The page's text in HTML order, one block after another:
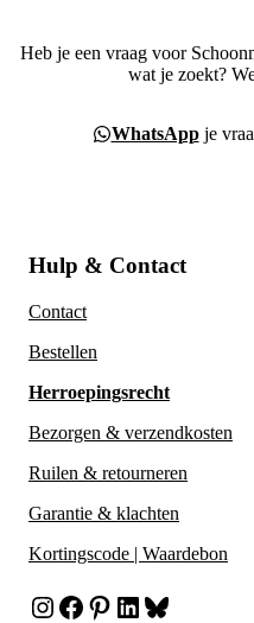
Heb je een vraag voor
wat je zoekt?
WhatsAppje
Hulp & Contact
Contact
Bestellen
Herroepingsrecht
Bezorgen & verzendkosten
Ruilen & retourneren
Garantie & klachten
Kortingscode | Waardebon
Instagram
Facebook
Pinterest
LinkedIn
Bluesky